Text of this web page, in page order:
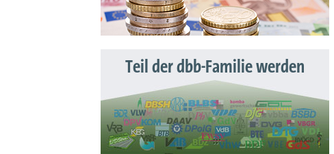
Teil der dbb-Familie werden